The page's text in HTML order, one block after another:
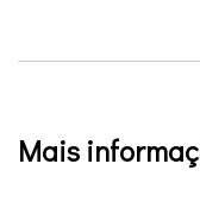
Mais